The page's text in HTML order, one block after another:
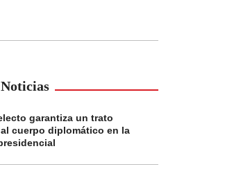
garantiza un trato
cuerpo diplomático en la